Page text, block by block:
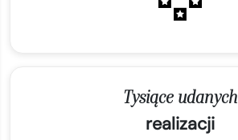
Tysiące udanych
realizacji